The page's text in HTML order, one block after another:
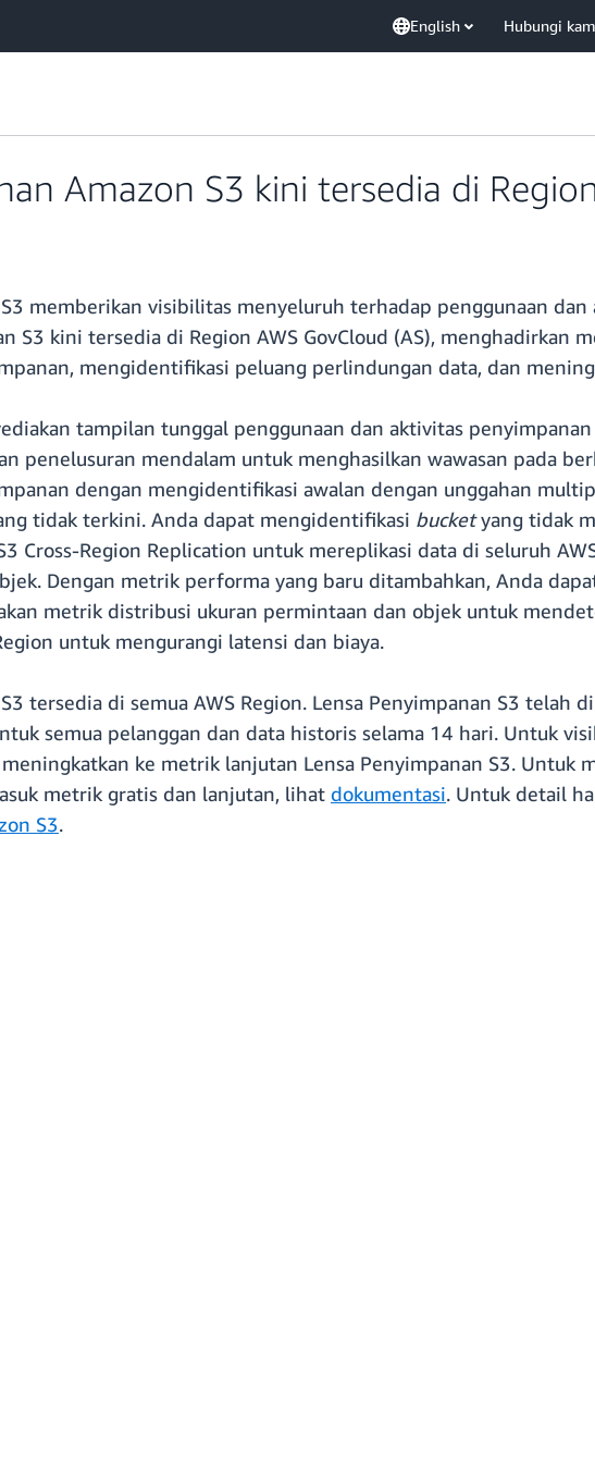
English Hubungi
Amazon S3 kini tersedia di
memberikan visibilitas menyeluruh terhadap penggunaan
S3 kini tersedia di Region AWS GovCloud (AS), menghadirkan
mengidentifikasi peluang perlindungan data, dan
tampilan tunggal penggunaan dan aktivitas
penelusuran mendalam untuk menghasilkan wawasan pada
dengan mengidentifikasi awalan dengan unggahan
tidak terkini. Anda dapat mengidentifikasi bucketyang tidak
Cross-Region Replication untuk mereplikasi data di seluruh
Dengan metrik performa yang baru ditambahkan, Anda
metrik distribusi ukuran permintaan dan objek untuk
untuk mengurangi latensi dan biaya.
tersedia di semua AWS Region. Lensa Penyimpanan S3 telah
semua pelanggan dan data historis selama 14 hari. Untuk
ke metrik lanjutan Lensa Penyimpanan S3.
metrik gratis dan lanjutan, lihat dokumentasi. Untuk detail
S3.